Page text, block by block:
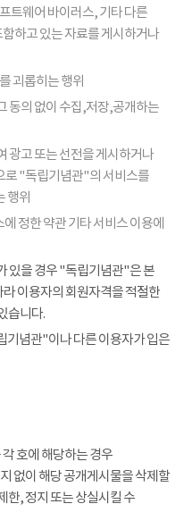
트웨어 바이러스, 기타 다른
하고 있는 자료를 게시하거나
괴롭히는 행위
동의 없이 수집,저장,공개하는
광고 또는 선전을 게시하거나
로 "독립기념관"의 서비스를
행위
정한 약관 기타 서비스 이용에
있을 경우 "독립기념관"은 본
이용자의 회원자격을 적절한
습니다.
기념관"이나 다른 이용자가 입은
호에 해당하는 경우
없이 해당 공개게시물을 삭제할
한, 정지 또는 상실시킬 수